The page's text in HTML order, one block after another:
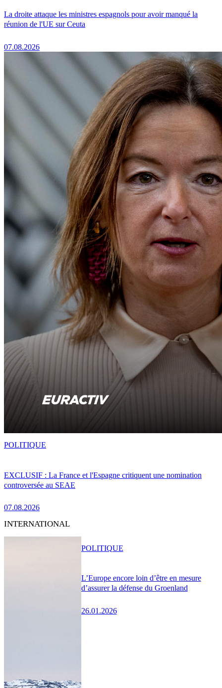
La droite attaque les ministres espagnols pour avoir manqué la
réunion de l'UE sur Ceuta
07.08.2026
EXCLUSIF : La France et l'Espagne critiquent une nomination
controversée au SEAE
07.08.2026
POLITIQUE
INTERNATIONAL
L’Europe encore loin d’être en mesure
d’assurer la défense du Groenland
26.01.2026
POLITIQUE